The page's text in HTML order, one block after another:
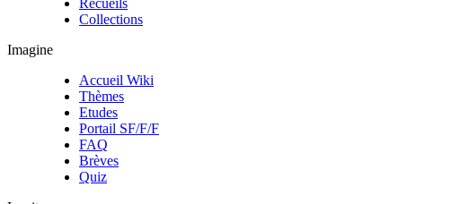
Recueils
Collections
Imagine
Accueil Wiki
Thèmes
Etudes
Portail SF/F/F
FAQ
Brèves
Quiz